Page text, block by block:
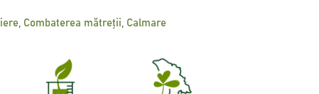
Combaterea mătreții, Calmare